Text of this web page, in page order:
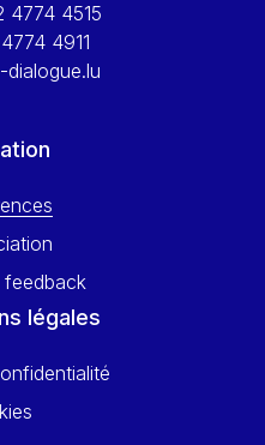
4774 4515
4911
légales